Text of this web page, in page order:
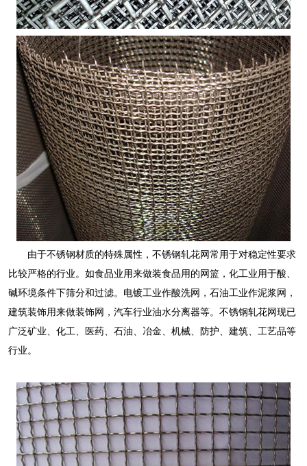
由于不锈钢材质的特殊属性，不锈钢轧花网常用于对稳定性要求
比较严格的行业。如食品业用来做装食品用的网篮，化工业用于酸、
碱环境条件下筛分和过滤。电镀工业作酸洗网，石油工业作泥浆网，
建筑装饰用来做装饰网，汽车行业油水分离器等。不锈钢轧花网现已
广泛矿业、化工、医药、石油、冶金、机械、防护、建筑、工艺品等
行业。